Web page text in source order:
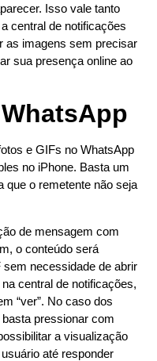
Isso vale tanto
central de notificações
as imagens sem precisar
sua presença online ao
e GIFs no WhatsApp
no iPhone. Basta um
que o remetente não seja
de mensagem com
o conteúdo será
sem necessidade de abrir
central de notificações,
“ver”. No caso dos
pressionar com
a visualização
até responder